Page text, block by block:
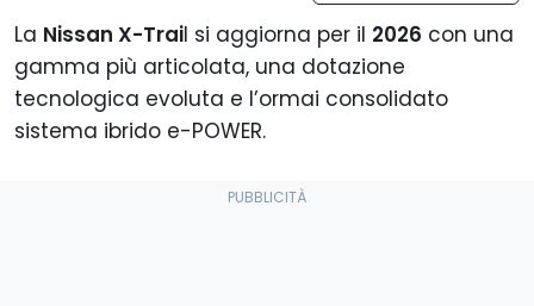
La Nissan X-Trail si aggiorna per il 2026 con una
gamma più articolata, una dotazione
tecnologica evoluta e l’ormai consolidato
sistema ibrido e-POWER.